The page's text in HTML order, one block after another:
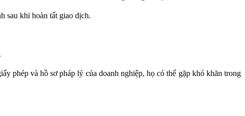
sau khi hoàn tất giao dịch.
phép và hồ sơ pháp lý của doanh nghiệp, họ có thể gặp khó khăn trong